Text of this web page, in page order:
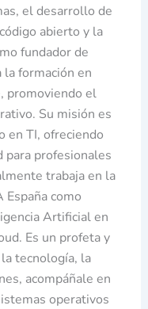
el desarrollo de
abierto y la
fundador de
la formación en
promoviendo el
Su misión es
en TI, ofreciendo
para profesionales
trabaja en la
como
Artificial en
Es un profeta y
tecnología, la
acompáñale en
operativos